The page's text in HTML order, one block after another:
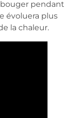
pendant
évoluera plus
la chaleur.